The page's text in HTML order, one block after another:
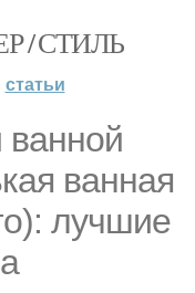
/ СТИЛЬ
статьи
ванная
лучшие